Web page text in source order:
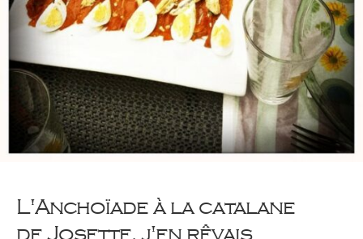
L'Anchoïade à la catalane